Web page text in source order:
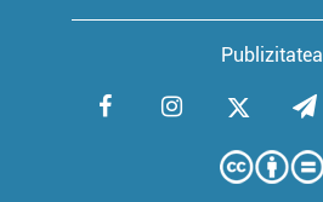
Publizitatea